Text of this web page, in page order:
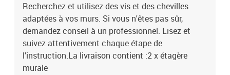
Recherchez et utilisez des vis et des chevilles
adaptées à vos murs. Si vous n'êtes pas sûr,
demandez conseil à un professionnel. Lisez et
suivez attentivement chaque étape de
l'instruction.La livraison contient :2 x étagère
murale